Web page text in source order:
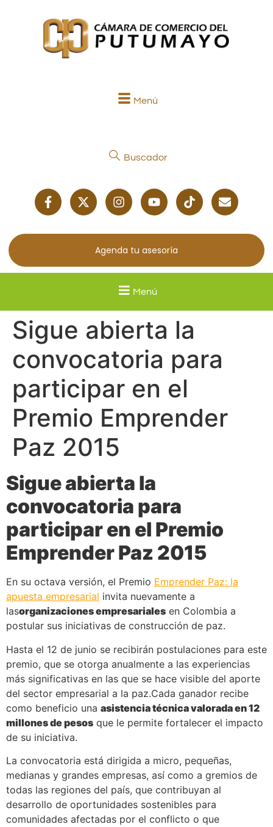
Menú
Buscador
Agenda tu asesoría
Menú
Sigue abierta la
convocatoria para
participar en el
Premio Emprender
Paz 2015
Sigue abierta la
convocatoria para
participar en el Premio
Emprender Paz 2015
En su octava versión, el Premio Emprender Paz: la
apuesta empresarial invita nuevamente a
lasorganizaciones empresariales en Colombia a
postular sus iniciativas de construcción de paz.
Hasta el 12 de junio se recibirán postulaciones para este
premio, que se otorga anualmente a las experiencias
más significativas en las que se hace visible del aporte
del sector empresarial a la paz.Cada ganador recibe
como beneficio una asistencia técnica valorada en 12
millones de pesos que le permite fortalecer el impacto
de su iniciativa.
La convocatoria está dirigida a micro, pequeñas,
medianas y grandes empresas, así como a gremios de
todas las regiones del país, que contribuyan al
desarrollo de oportunidades sostenibles para
comunidades afectadas por el conflicto o que